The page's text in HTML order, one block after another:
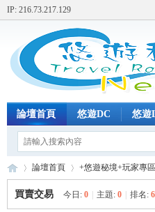
IP: 216.73.217.129
論壇首頁 悠遊DC 悠遊
論壇首頁 +悠遊秘境+玩家專區
買賣交易 今日: 0 主題: 0 排名: 6